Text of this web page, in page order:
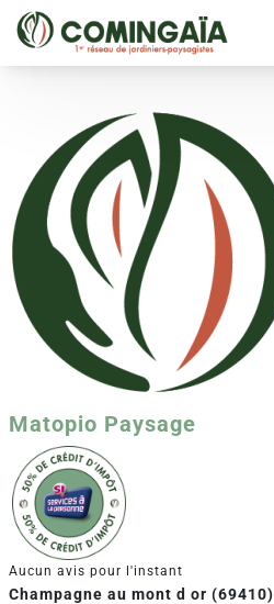
Matopio Paysage
Aucun avis pour l'instant
Champagne au mont d or (69410)